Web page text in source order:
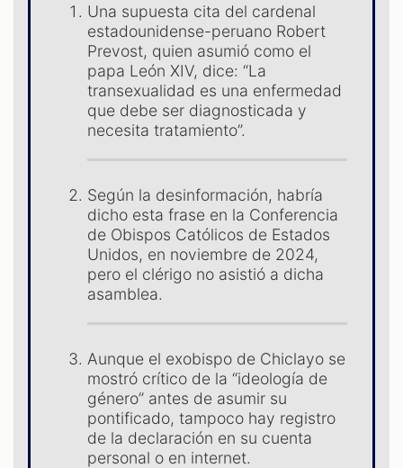
Una supuesta cita del cardenal
estadounidense-peruano Robert
Prevost, quien asumió como el
papa León XIV, dice: “La
transexualidad es una enfermedad
que debe ser diagnosticada y
necesita tratamiento”.
Según la desinformación, habría
dicho esta frase en la Conferencia
de Obispos Católicos de Estados
Unidos, en noviembre de 2024,
pero el clérigo no asistió a dicha
asamblea.
Aunque el exobispo de Chiclayo se
mostró crítico de la “ideología de
género” antes de asumir su
pontificado, tampoco hay registro
de la declaración en su cuenta
personal o en internet.